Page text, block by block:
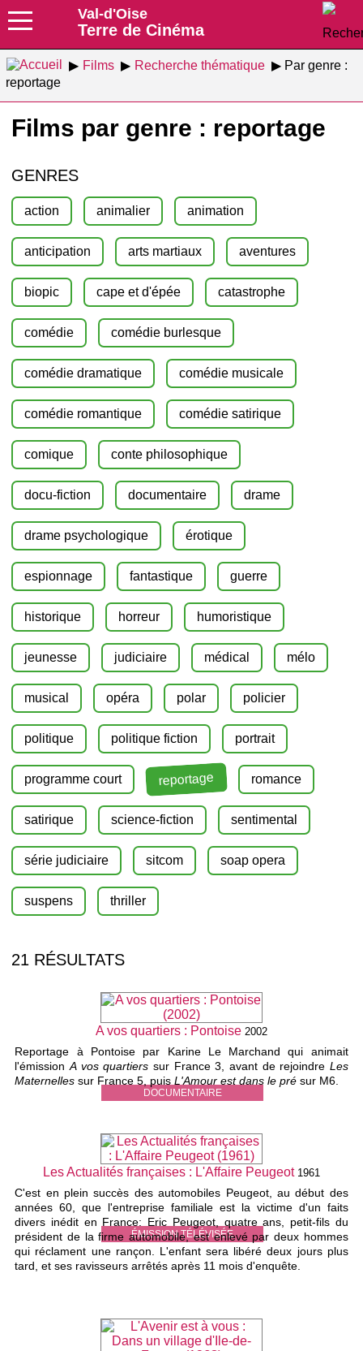
Val-d'Oise
Terre de Cinéma
Films Recherche thématique
Par genre :
reportage
Films par genre : reportage
GENRES
action animalier animation
anticipation arts martiaux aventures
biopic cape et d'épée catastrophe
comédie comédie burlesque
comédie dramatique comédie musicale
comédie romantique comédie satirique
comique conte philosophique
docu-fiction documentaire drame
drame psychologique érotique
espionnage fantastique guerre
historique horreur humoristique
jeunesse judiciaire médical mélo
musical opéra polar policier
politique politique fiction portrait
programme court reportage romance
satirique science-fiction sentimental
série judiciaire sitcom soap opera
suspens thriller
21 RÉSULTATS
DOCUMENTAIRE
A vos quartiers : Pontoise 2002
Reportage à Pontoise par Karine Le Marchand qui animait
l'émission A vos quartiers sur France 3, avant de rejoindre Les
Maternelles sur France 5, puisL'Amour est dans le pré sur M6.
ÉMISSION TÉLÉVISÉE
Les Actualités françaises : L'Affaire Peugeot 1961
C'est en plein succès des automobiles Peugeot, au début des
années 60, que l'entreprise familiale est la victime d'un faits
divers inédit en France: Eric Peugeot, quatre ans, petit-fils du
président de la firme automobile, est enlevé par deux hommes
qui réclament une rançon. L'enfant sera libéré deux jours plus
tard, et ses ravisseurs arrêtés après 11 mois d'enquête.